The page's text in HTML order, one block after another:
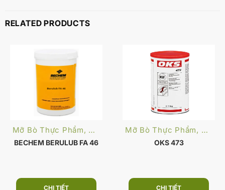
RELATED PRODUCTS
Mỡ Bò Thực Phẩm, Dược Phẩm
BECHEM BERULUB FA 46
CHI TIẾT
Mỡ Bò Thực Phẩm, Dược Phẩm
OKS 473
CHI TIẾT